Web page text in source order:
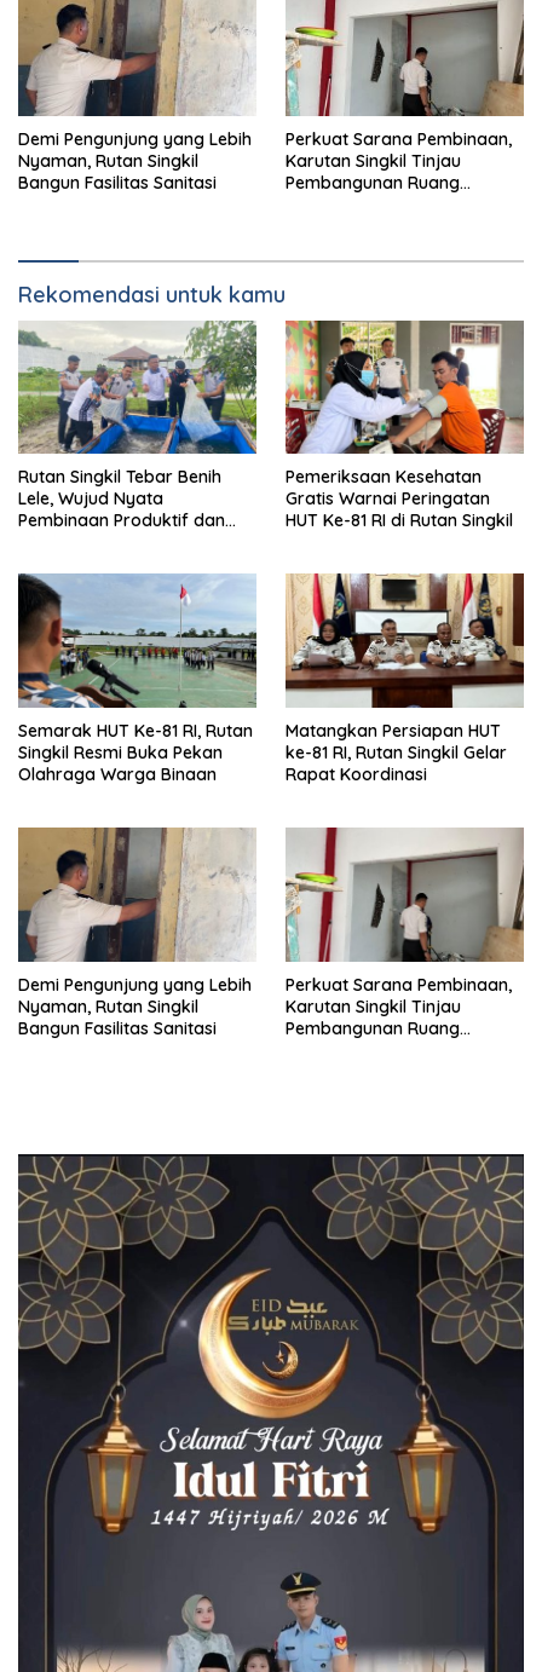
Demi Pengunjung yang Lebih
Nyaman, Rutan Singkil
Bangun Fasilitas Sanitasi
Perkuat Sarana Pembinaan,
Karutan Singkil Tinjau
Pembangunan Ruang
Rekomendasi untuk kamu
Rutan Singkil Tebar Benih
Lele, Wujud Nyata
Pembinaan Produktif dan
Pemeriksaan Kesehatan
Gratis Warnai Peringatan
HUT Ke-81 RI di Rutan Singkil
Semarak HUT Ke-81 RI, Rutan
Singkil Resmi Buka Pekan
Olahraga Warga Binaan
Matangkan Persiapan HUT
ke-81 RI, Rutan Singkil Gelar
Rapat Koordinasi
Demi Pengunjung yang Lebih
Nyaman, Rutan Singkil
Bangun Fasilitas Sanitasi
Perkuat Sarana Pembinaan,
Karutan Singkil Tinjau
Pembangunan Ruang